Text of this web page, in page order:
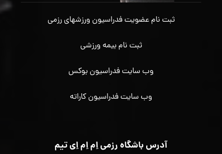
ثبت نام عضویت فدراسیون ورزشهای رزمی
ثبت نام بیمه ورزشی
وب سایت فدراسیون بوکس
وب سایت فدراسیون کاراته
آدرس باشگاه رزمی اِم اِم اِی تیم